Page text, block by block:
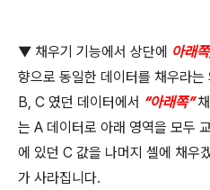
▼ 채우기 기능에서 상단에 아래쪽
향으로 동일한 데이터를 채우라는
B, C 였던 데이터에서 “아래쪽”
는 A 데이터로 아래 영역을 모두
에 있던 C 값을 나머지 셀에 채우
가 사라집니다.